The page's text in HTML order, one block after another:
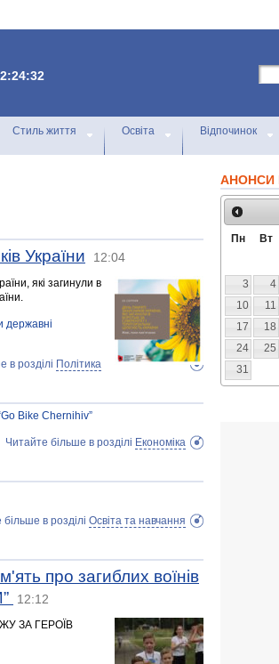
Стиль життя Освіта Відпочинок
України 12:04
які загинули в
державні
в розділі Політика
Bike Chernihiv”
Читайте більше в розділі Економіка
в розділі Освіта та навчання
про загиблих воїнів
12:12
ЗА ГЕРОЇВ
АНОНСИ
Пн Вт
3
4
10
11
17
18
24
25
31